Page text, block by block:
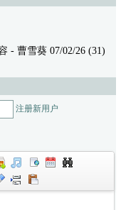
曹雪葵 07/02/26 (31)
注册新用户